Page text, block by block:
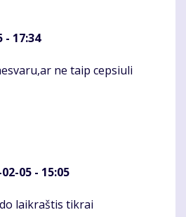
- 17:34
ne taip cepsiuli
05 - 15:05
laikraštis tikrai